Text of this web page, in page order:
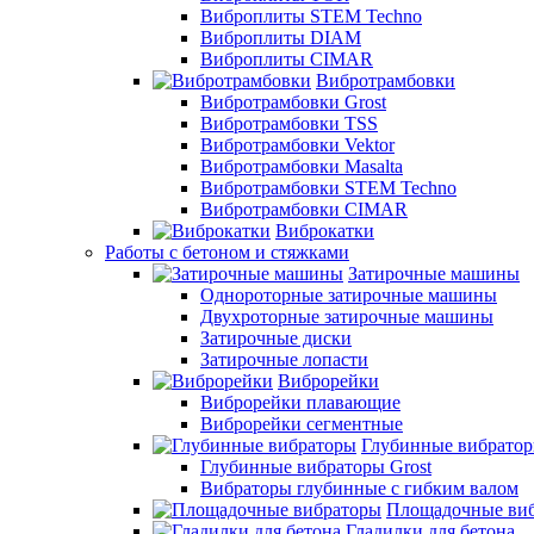
Виброплиты STEM Techno
Виброплиты DIAM
Виброплиты CIMAR
Вибротрамбовки
Вибротрамбовки Grost
Вибротрамбовки TSS
Вибротрамбовки Vektor
Вибротрамбовки Masalta
Вибротрамбовки STEM Techno
Вибротрамбовки CIMAR
Виброкатки
Работы с бетоном и стяжками
Затирочные машины
Однороторные затирочные машины
Двухроторные затирочные машины
Затирочные диски
Затирочные лопасти
Виброрейки
Виброрейки плавающие
Виброрейки сегментные
Глубинные
Глубинные вибраторы Grost
Вибраторы глубинные с гибким валом
Площадочные